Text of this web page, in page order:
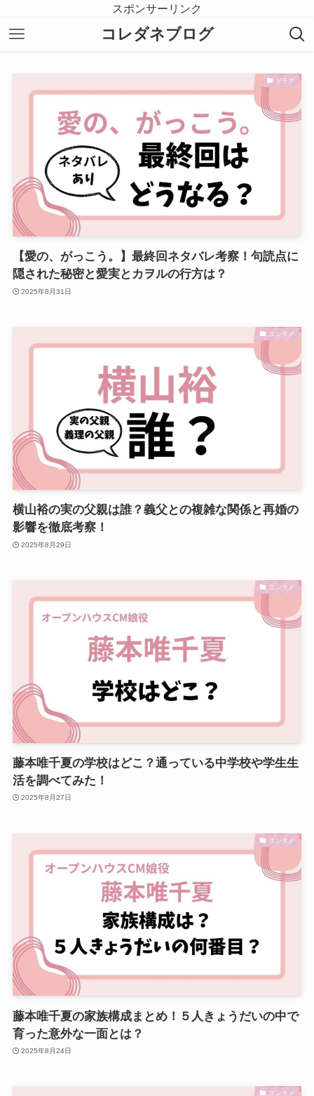
スポンサーリンク
コレダネブログ
ドラマ
【愛の、がっこう。】最終回ネタバレ考察！句読点に
隠された秘密と愛実とカヲルの行方は？
2025年8月31日
エンタメ
横山裕の実の父親は誰？義父との複雑な関係と再婚の
影響を徹底考察！
2025年8月29日
エンタメ
藤本唯千夏の学校はどこ？通っている中学校や学生生
活を調べてみた！
2025年8月27日
エンタメ
藤本唯千夏の家族構成まとめ！５人きょうだいの中で
育った意外な一面とは？
2025年8月24日
エンタメ